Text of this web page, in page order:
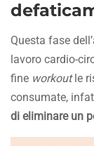
Questa fase
lavoro cardio-
fine workoutle
consumate,
di eliminare un